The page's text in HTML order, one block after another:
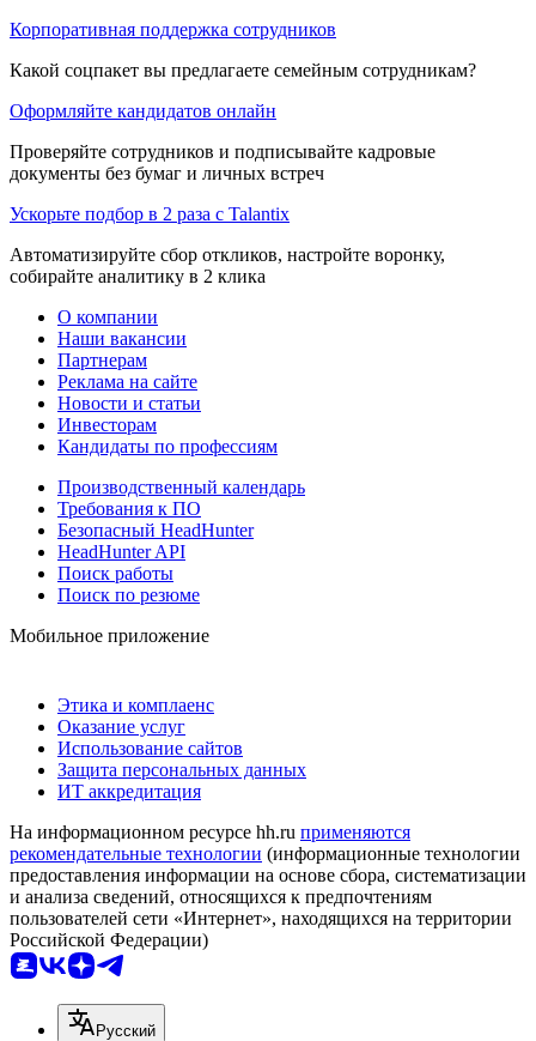
Корпоративная поддержка сотрудников
Какой соцпакет вы предлагаете семейным сотрудникам?
Оформляйте кандидатов онлайн
Проверяйте сотрудников и подписывайте кадровые
документы без бумаг и личных встреч
Ускорьте подбор в 2 раза с Talantix
Автоматизируйте сбор откликов, настройте воронку,
собирайте аналитику в 2 клика
О компании
Наши вакансии
Партнерам
Реклама на сайте
Новости и статьи
Инвесторам
Кандидаты по профессиям
Производственный календарь
Требования к ПО
Безопасный HeadHunter
HeadHunter API
Поиск работы
Поиск по резюме
Мобильное приложение
Этика и комплаенс
Оказание услуг
Использование сайтов
Защита персональных данных
ИТ аккредитация
На информационном ресурсе hh.ru применяются
рекомендательные технологии (информационные технологии
предоставления информации на основе сбора, систематизации
и анализа сведений, относящихся к предпочтениям
пользователей сети «Интернет», находящихся на территории
Российской Федерации)
Русский